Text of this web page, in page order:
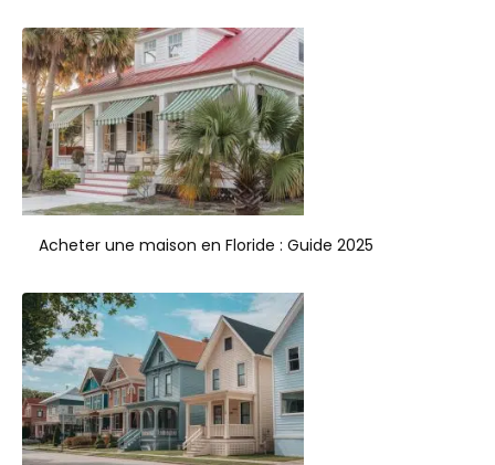
Acheter une maison en Floride : Guide 2025